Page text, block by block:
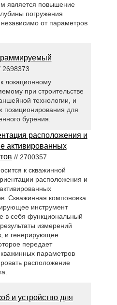
является повышение
погружения
от параметров
локационному
при строительстве
технологии, и
позиционирования для
бурения.
расположения и
активированных
// 2700357
к скважинной
расположения и
Скважинная компоновка
инструмент
в себя функциональный
измерений
и генерирующее
передает
параметров
расположение
и устройство для